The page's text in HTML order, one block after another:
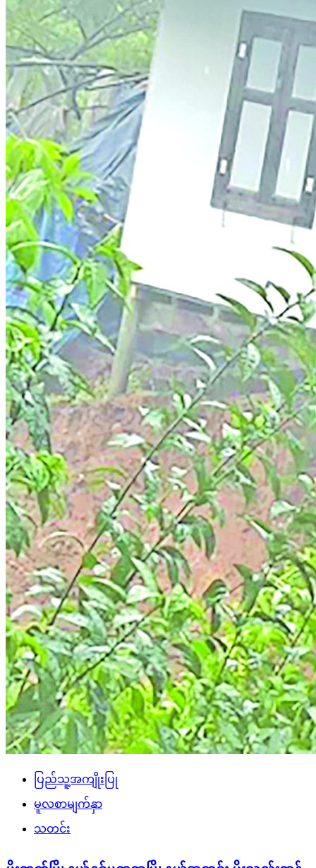
ပြည်သူ့အကျိုးပြု
မူလစာမျက်နှာ
သတင်း